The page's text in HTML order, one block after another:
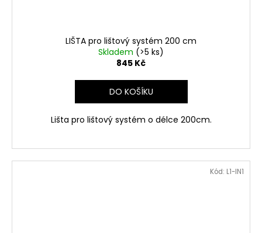
LIŠTA pro lištový systém 200 cm
Skladem (>5 ks)
845 Kč
DO KOŠÍKU
Lišta pro lištový systém o délce 200cm.
Kód: L1-IN1